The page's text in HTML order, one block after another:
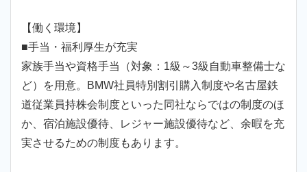
【働く環境】
■手当・福利厚生が充実
家族手当や資格手当（対象：1級～3級自動車整備士な
ど）を用意。BMW社員特別割引購入制度や名古屋鉄
道従業員持株会制度といった同社ならではの制度のほ
か、宿泊施設優待、レジャー施設優待など、余暇を充
実させるための制度もあります。